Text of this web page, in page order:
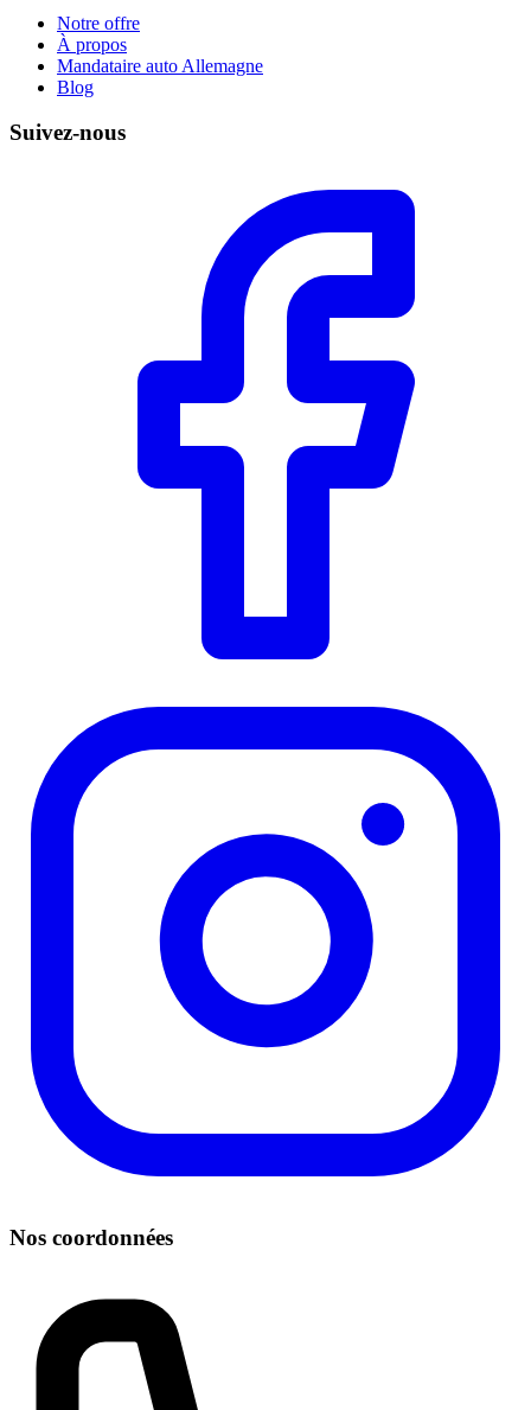
Notre offre
À propos
Mandataire auto Allemagne
Blog
Suivez-nous
Nos coordonnées